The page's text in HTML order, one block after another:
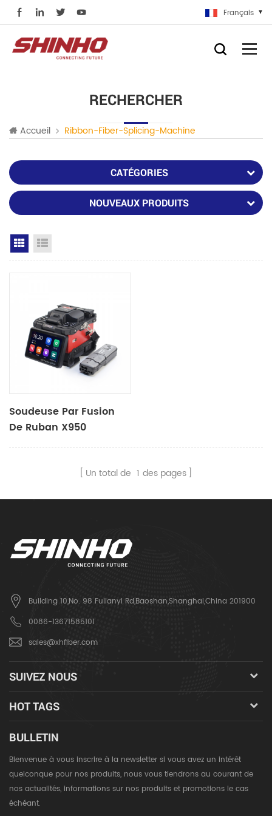
Français
RECHERCHER
Accueil Ribbon-Fiber-Splicing-Machine
CATÉGORIES
NOUVEAUX PRODUITS
Grid View
Soudeuse Par Fusion
De Ruban X950
Un total de 1 des pages
Building 10,No. 98 Fulianyi Rd,Baoshan,Shanghai,China 201900
0086-13671585101
sales@xhfiber.com
SUIVEZ NOUS
HOT TAGS
BULLETIN
Bienvenue à vous inscrire à la newsletter si vous avez un intérêt
quelconque pour nos produits, nous vous tiendrons au courant de
nos actualités, informations sur nos produits et promotions le cas
échéant.